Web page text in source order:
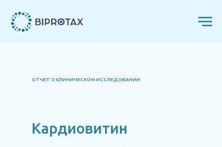
ОТЧЕТ О КЛИНИЧЕСКОМ ИССЛЕДОВАНИИ
Кардиовитин